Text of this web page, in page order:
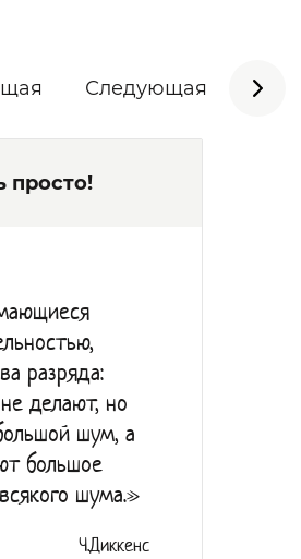
Следующая
просто!
разряда:
делают, но
шум, а
большое
шума.»
Ч.Диккенс